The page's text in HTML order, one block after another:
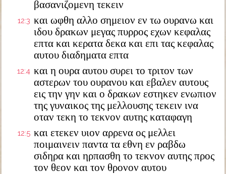
βασανιζομενη τεκειν
12:3 και ωφθη αλλο σημειον εν τω ουρανω και
ιδου δρακων μεγας πυρρος εχων κεφαλας
επτα και κερατα δεκα και επι τας κεφαλας
αυτου διαδηματα επτα
12:4 και η ουρα αυτου συρει το τριτον των
αστερων του ουρανου και εβαλεν αυτους
εις την γην και ο δρακων εστηκεν ενωπιον
της γυναικος της μελλουσης τεκειν ινα
οταν τεκη το τεκνον αυτης καταφαγη
12:5 και ετεκεν υιον αρρενα ος μελλει
ποιμαινειν παντα τα εθνη εν ραβδω
σιδηρα και ηρπασθη το τεκνον αυτης προς
τον θεον και τον θρονον αυτου